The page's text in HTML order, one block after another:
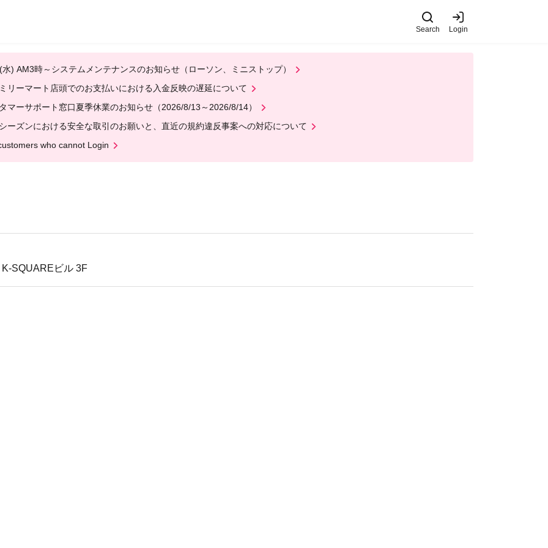
Search Login
) AM3時～システムメンテナンスのお知らせ（ローソン、ミニストップ）
リーマート店頭でのお支払いにおける入金反映の遅延について
マーサポート窓口夏季休業のお知らせ（2026/8/13～2026/8/14）
ーズンにおける安全な取引のお願いと、直近の規約違反事案への対応について
who cannot Login
SQUAREビル 3F